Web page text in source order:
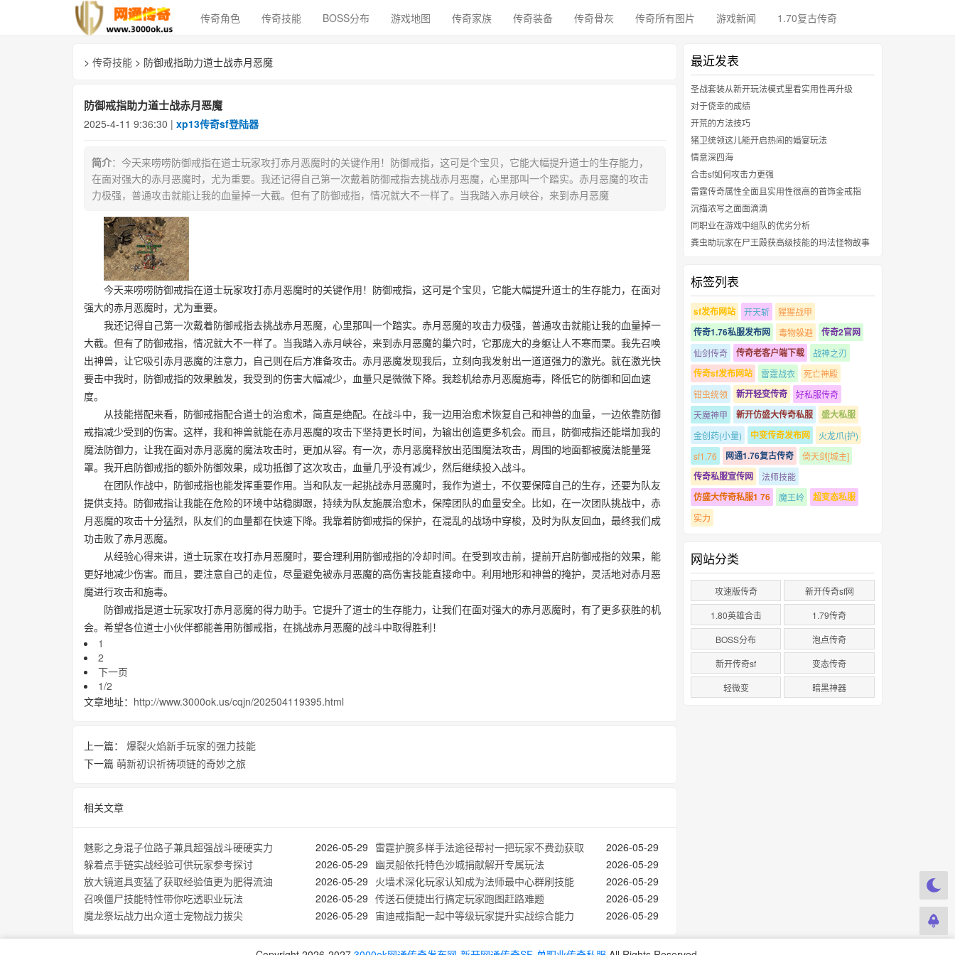
传奇角色 传奇技能 BOSS分布 游戏地图 传奇家族 传奇装备 传奇骨灰 传奇所有图片 游戏新闻 1.70复古传奇
> 传奇技能 > 防御戒指助力道士战赤月恶魔
防御戒指助力道士战赤月恶魔
2025-4-11 9:36:30 | xp13传奇sf登陆器
简介：今天来唠唠防御戒指在道士玩家攻打赤月恶魔时的关键作用！防御戒指，这可是个宝贝，它能大幅提升道士的生存能力，
在面对强大的赤月恶魔时，尤为重要。我还记得自己第一次戴着防御戒指去挑战赤月恶魔，心里那叫一个踏实。赤月恶魔的攻击
力极强，普通攻击就能让我的血量掉一大截。但有了防御戒指，情况就大不一样了。当我踏入赤月峡谷，来到赤月恶魔
今天来唠唠防御戒指在道士玩家攻打赤月恶魔时的关键作用！防御戒指，这可是个宝贝，它能大幅提升道士的生存能力，在面对
强大的赤月恶魔时，尤为重要。
我还记得自己第一次戴着防御戒指去挑战赤月恶魔，心里那叫一个踏实。赤月恶魔的攻击力极强，普通攻击就能让我的血量掉一
大截。但有了防御戒指，情况就大不一样了。当我踏入赤月峡谷，来到赤月恶魔的巢穴时，它那庞大的身躯让人不寒而栗。我先召唤
出神兽，让它吸引赤月恶魔的注意力，自己则在后方准备攻击。赤月恶魔发现我后，立刻向我发射出一道道强力的激光。就在激光快
要击中我时，防御戒指的效果触发，我受到的伤害大幅减少，血量只是微微下降。我趁机给赤月恶魔施毒，降低它的防御和回血速
度。
从技能搭配来看，防御戒指配合道士的治愈术，简直是绝配。在战斗中，我一边用治愈术恢复自己和神兽的血量，一边依靠防御
戒指减少受到的伤害。这样，我和神兽就能在赤月恶魔的攻击下坚持更长时间，为输出创造更多机会。而且，防御戒指还能增加我的
魔法防御力，让我在面对赤月恶魔的魔法攻击时，更加从容。有一次，赤月恶魔释放出范围魔法攻击，周围的地面都被魔法能量笼
罩。我开启防御戒指的额外防御效果，成功抵御了这次攻击，血量几乎没有减少，然后继续投入战斗。
在团队作战中，防御戒指也能发挥重要作用。当和队友一起挑战赤月恶魔时，我作为道士，不仅要保障自己的生存，还要为队友
提供支持。防御戒指让我能在危险的环境中站稳脚跟，持续为队友施展治愈术，保障团队的血量安全。比如，在一次团队挑战中，赤
月恶魔的攻击十分猛烈，队友们的血量都在快速下降。我靠着防御戒指的保护，在混乱的战场中穿梭，及时为队友回血，最终我们成
功击败了赤月恶魔。
从经验心得来讲，道士玩家在攻打赤月恶魔时，要合理利用防御戒指的冷却时间。在受到攻击前，提前开启防御戒指的效果，能
更好地减少伤害。而且，要注意自己的走位，尽量避免被赤月恶魔的高伤害技能直接命中。利用地形和神兽的掩护，灵活地对赤月恶
魔进行攻击和施毒。
防御戒指是道士玩家攻打赤月恶魔的得力助手。它提升了道士的生存能力，让我们在面对强大的赤月恶魔时，有了更多获胜的机
会。希望各位道士小伙伴都能善用防御戒指，在挑战赤月恶魔的战斗中取得胜利！
1
2
下一页
1/2
文章地址： http://www.3000ok.us/cqjn/202504119395.html
上一篇： 爆裂火焰新手玩家的强力技能
下一篇 萌新初识祈祷项链的奇妙之旅
相关文章
2026-05-29
魅影之身混子位路子兼具超强战斗硬硬实力 2026-05-29
雷霆护腕多样手法途径帮衬一把玩家不费劲获取
2026-05-29
躲着点手链实战经验可供玩家参考探讨 2026-05-29
幽灵船依托特色沙城捐献解开专属玩法
2026-05-29
放大镜道具‌变猛了获取经验值更为肥得流油 2026-05-29
火墙术深化玩家认知成为法师最中心群刷技能
2026-05-29
召唤僵尸技能特性带你吃透职业玩法 2026-05-29
传送石便捷出行搞定玩家跑图赶路难题
2026-05-29
魔龙祭坛战力出众道士宠物战力拔尖 2026-05-29
宙迪戒指配一起中等级玩家提升实战综合能力
最近发表
圣战套装从新开玩法模式里看实用性再升级
对于侥幸的成绩
开荒的方法技巧
猪卫统领这儿能开启热闹的婚宴玩法
情意深四海
合击sf如何攻击力更强
雷霆传奇属性全面且实用性很高的首饰金戒指
沉描浓写之面面滴滴
同职业在游戏中组队的优劣分析
粪虫助玩家在尸王殿获高级技能的玛法怪物故事
标签列表
sf发布网站 开天斩 猩猩战甲
传奇1.76私服发布网 毒物躲避 传奇2官网
仙剑传奇 传奇老客户端下载 战神之刃
传奇sf发布网站 雷霆战衣
死亡神殿
钳虫统领
新开轻变传奇
好私服传奇
天魔神甲
新开仿盛大传奇私服 盛大私服
金创药(小量) 中变传奇发布网
火龙爪(护)
sf1.76
网通1.76复古传奇 倚天剑[城主]
传奇私服宣传网 法师技能
仿盛大传奇私服1 76 魔王岭 超变态私服
实力
网站分类
攻速版传奇
新开传奇sf网
1.80英雄合击
1.79传奇
BOSS分布
泡点传奇
新开传奇sf
变态传奇
轻微变
暗黑神器